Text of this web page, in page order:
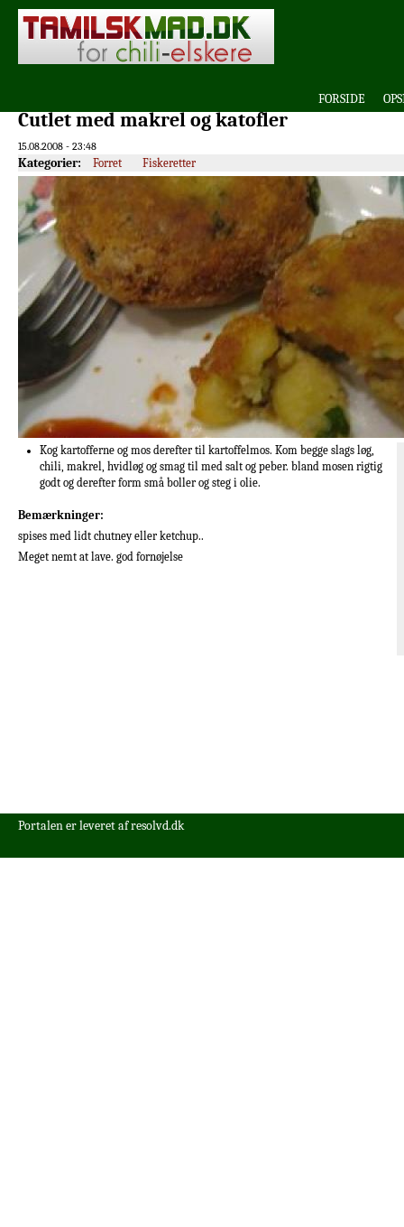
FORSIDE
Cutlet med makrel og katofler
15.08.2008 - 23:48
Kategorier: Forret Fiskeretter
Kog kartofferne og mos derefter til kartoffelmos. Kom begge slags løg,
chili, makrel, hvidløg og smag til med salt og peber. bland mosen rigtig
godt og derefter form små boller og steg i olie.
Bemærkninger:
spises med lidt chutney eller ketchup..
Meget nemt at lave. god fornøjelse
Portalen er leveret afresolvd.dk